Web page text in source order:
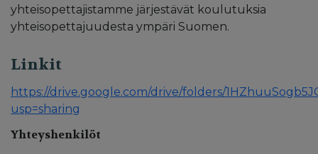
yhteisopettajistamme järjestävät koulutuksia
yhteisopettajuudesta ympäri Suomen.
Linkit
https://drive.google.com/drive/folders/
usp=sharing
Yhteyshenkilöt